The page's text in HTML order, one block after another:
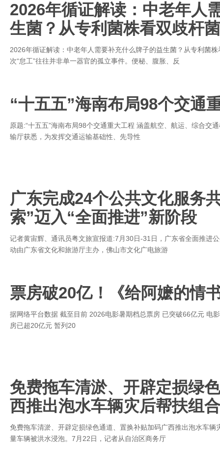
2026年循证解读：中老年人
生菌？从专利菌株看双歧杆
2026年循证解读：中老年人需要补充什么牌子的益生菌？从专利菌
次“怠工”往往并非单一器官的孤立事件。便秘、腹胀、反
“十五五”海南布局98个交通
原题:“十五五”海南布局98个交通重大工程 涵盖航空、航运、综合交
输厅获悉，为发挥交通运输基础性、先导性
广东完成24个公共文化服务
索”迈入“全面推进”新阶段
记者黄宙辉、通讯员粤文旅宣报道:7月30日-31日，广东省全面推进
动由广东省文化和旅游厅主办，佛山市文化广电旅游
票房破20亿！《给阿嬷的情
据网络平台数据 截至目前 2026电影暑期档总票房 已突破66亿元 电
房已超20亿元 暂列20
免费拖车清淤、开辟定损绿
西推出泡水车辆灾后帮扶组合
免费拖车清淤、开辟定损绿色通道、置换补贴加码广西推出泡水车
量车辆被洪水浸泡。7月22日，记者从自治区商务厅